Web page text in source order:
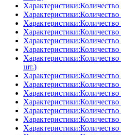
Характеристики:Количество
Характеристики:Количество
шт.)